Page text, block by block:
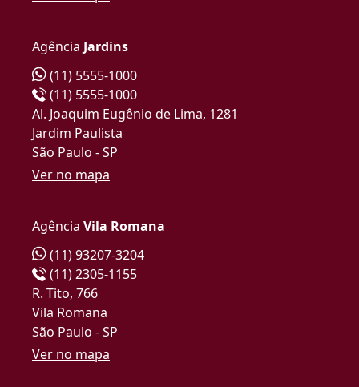
Agência Jardins
(11) 5555-1000
(11) 5555-1000
Al. Joaquim Eugênio de Lima, 1281
Jardim Paulista
São Paulo - SP
Ver no mapa
Agência Vila Romana
(11) 93207-3204
(11) 2305-1155
R. Tito, 766
Vila Romana
São Paulo - SP
Ver no mapa